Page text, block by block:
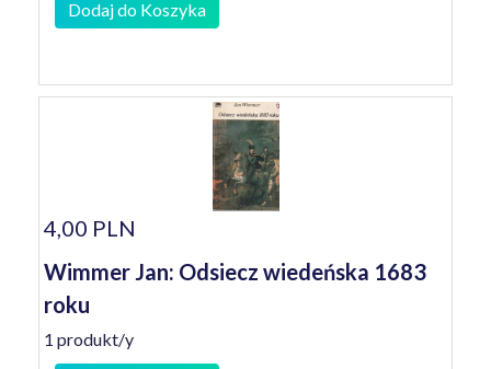
Dodaj do Koszyka
4,00 PLN
Wimmer Jan: Odsiecz wiedeńska 1683
roku
1 produkt/y